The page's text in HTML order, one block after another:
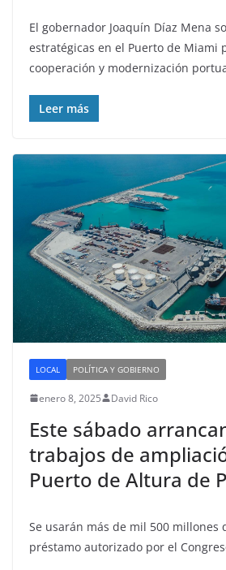
El gobernador Joaquín Díaz Mena
estratégicas en el Puerto de Miami
cooperación y modernización
Leer más
LOCAL POLÍTICA Y GOBIERNO
enero 8, 2025 David Rico
Este sábado
trabajos de
Puerto de Altura de
Se usarán más de mil 500 millones
préstamo autorizado por el